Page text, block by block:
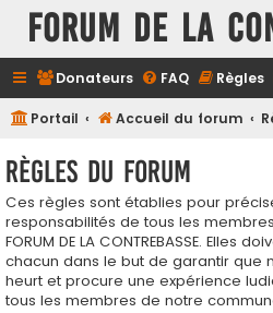
FORUM DE LA
Donateurs FAQ Règles
Portail Accueil du forum
Règles du forum
Ces règles sont établies pour
responsabilités de tous les
FORUM DE LA CONTREBASSE. Elles
chacun dans le but de garantir que
heurt et procure une expérience
tous les membres de notre